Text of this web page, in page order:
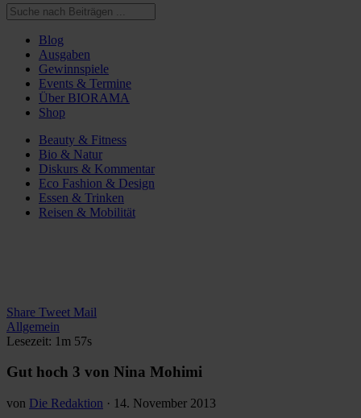
Blog
Ausgaben
Gewinnspiele
Events & Termine
Über BIORAMA
Shop
Beauty & Fitness
Bio & Natur
Diskurs & Kommentar
Eco Fashion & Design
Essen & Trinken
Reisen & Mobilität
Share Tweet Mail
Allgemein
Lesezeit: 1m 57s
Gut hoch 3 von Nina Mohimi
von Die Redaktion · 14. November 2013